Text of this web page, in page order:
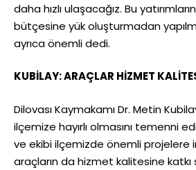
daha hızlı ulaşacağız. Bu
bütçesine yük oluşturmadan
ayrıca önemli dedi.
KUBİLAY: ARAÇLAR HİZMET
Dilovası Kaymakamı Dr. Metin
ilçemize hayırlı olmasını temenni
ve ekibi ilçemizde önemli projelere
araçların da hizmet kalitesine katkı